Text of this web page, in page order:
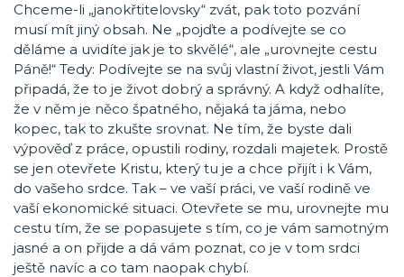
Chceme-li „janokřtitelovsky“ zvát, pak toto pozvání
musí mít jiný obsah. Ne „pojďte a podívejte se co
děláme a uvidíte jak je to skvělé“, ale „urovnejte cestu
Páně!“ Tedy: Podívejte se na svůj vlastní život, jestli Vám
připadá, že to je život dobrý a správný. A když odhalíte,
že v něm je něco špatného, nějaká ta jáma, nebo
kopec, tak to zkušte srovnat. Ne tím, že byste dali
výpověď z práce, opustili rodiny, rozdali majetek. Prostě
se jen otevřete Kristu, který tu je a chce přijít i k Vám,
do vašeho srdce. Tak – ve vaší práci, ve vaší rodině ve
vaší ekonomické situaci. Otevřete se mu, urovnejte mu
cestu tím, že se popasujete s tím, co je vám samotným
jasné a on přijde a dá vám poznat, co je v tom srdci
ještě navíc a co tam naopak chybí.